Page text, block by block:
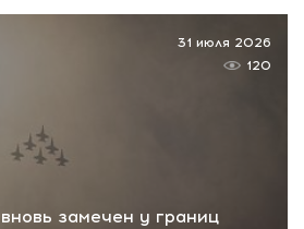
замечен у границ
31 июля 2026
120